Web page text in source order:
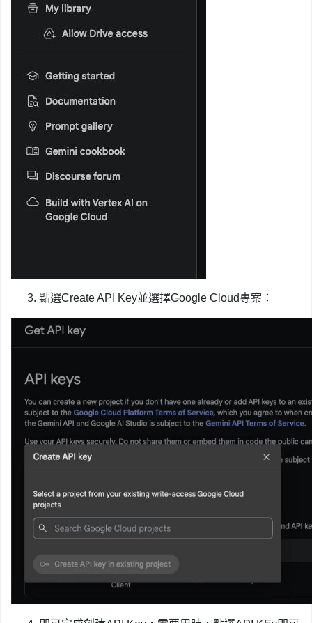
點選Create API Key並選擇Google Cloud專案：